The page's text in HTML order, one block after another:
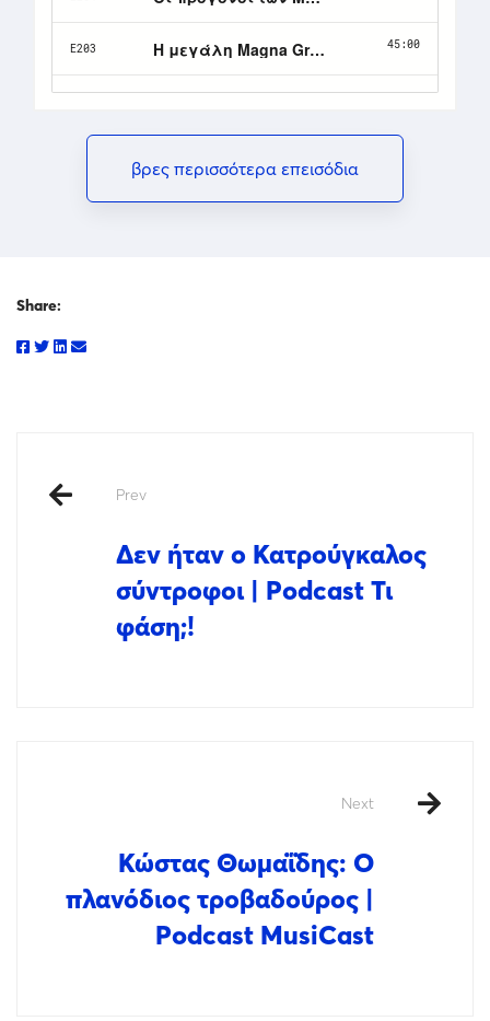
βρες περισσότερα επεισόδια
Share:
Prev
Δεν ήταν ο Κατρούγκαλος
σύντροφοι | Podcast Τι
φάση;!
Next
Κώστας Θωμαΐδης: Ο
πλανόδιος τροβαδούρος |
Podcast MusiCast